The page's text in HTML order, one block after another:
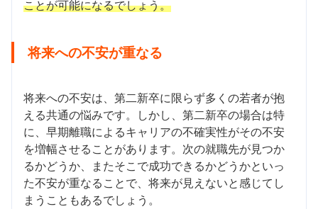
ことが可能になるでしょう。
将来への不安が重なる
将来への不安は、第二新卒に限らず多くの若者が抱
える共通の悩みです。しかし、第二新卒の場合は特
に、早期離職によるキャリアの不確実性がその不安
を増幅させることがあります。次の就職先が見つか
るかどうか、またそこで成功できるかどうかといっ
た不安が重なることで、将来が見えないと感じてし
まうこともあるでしょう。